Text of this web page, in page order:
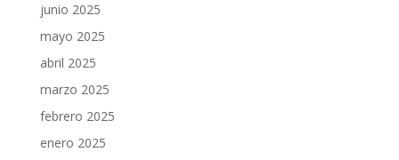
junio 2025
mayo 2025
abril 2025
marzo 2025
febrero 2025
enero 2025